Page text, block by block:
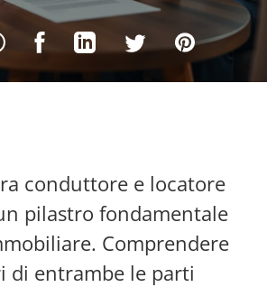
conduttore e locatore
pilastro fondamentale
Comprendere
di entrambe le parti